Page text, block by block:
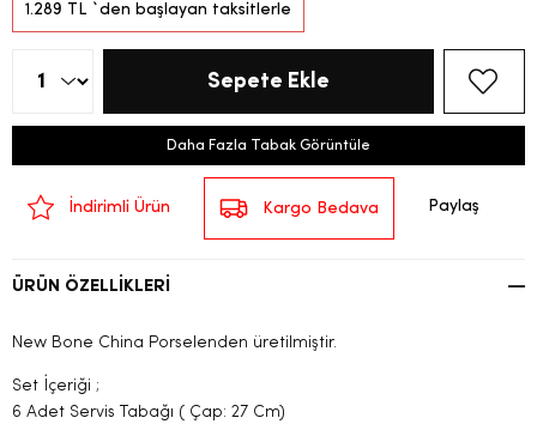
1.289 TL `den başlayan taksitlerle
Daha Fazla Tabak Görüntüle
İndirimli Ürün Kargo Bedava Paylaş
ÜRÜN ÖZELLIKLERI
New Bone China Porselenden üretilmiştir.
Set İçeriği ;
6 Adet Servis Tabağı ( Çap: 27 Cm)